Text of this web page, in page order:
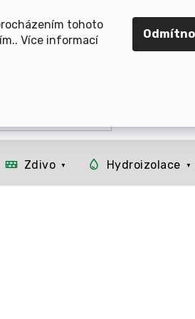
tohoto
Více informací
BRNO, PARDUBICE,
Zdivo Hydroizolace